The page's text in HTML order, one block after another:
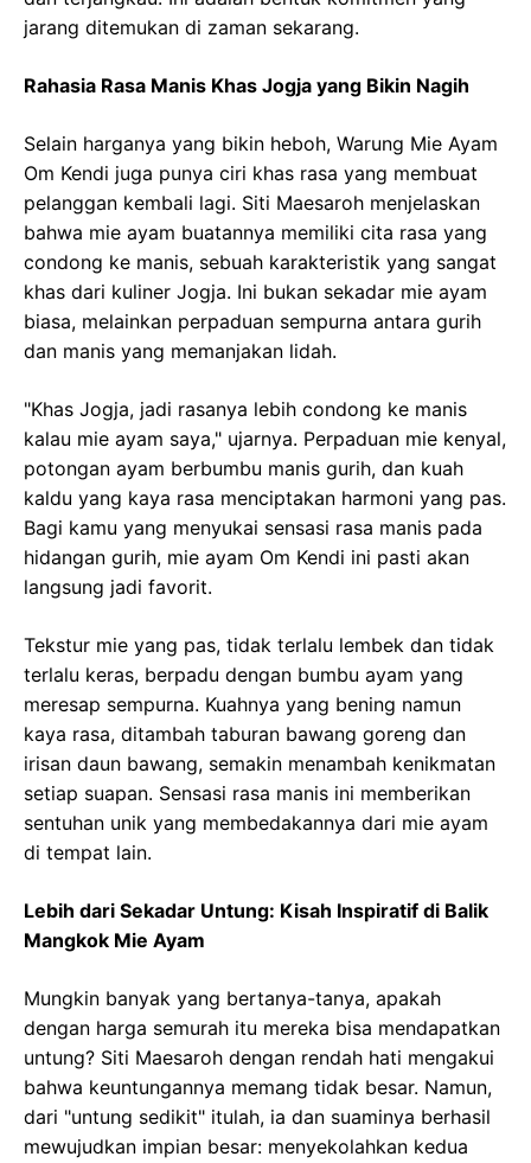
jarang ditemukan di zaman sekarang.
Rahasia Rasa Manis Khas Jogja yang Bikin Nagih
Selain harganya yang bikin heboh, Warung Mie Ayam
Om Kendi juga punya ciri khas rasa yang membuat
pelanggan kembali lagi. Siti Maesaroh menjelaskan
bahwa mie ayam buatannya memiliki cita rasa yang
condong ke manis, sebuah karakteristik yang sangat
khas dari kuliner Jogja. Ini bukan sekadar mie ayam
biasa, melainkan perpaduan sempurna antara gurih
dan manis yang memanjakan lidah.
"Khas Jogja, jadi rasanya lebih condong ke manis
kalau mie ayam saya," ujarnya. Perpaduan mie kenyal,
potongan ayam berbumbu manis gurih, dan kuah
kaldu yang kaya rasa menciptakan harmoni yang pas.
Bagi kamu yang menyukai sensasi rasa manis pada
hidangan gurih, mie ayam Om Kendi ini pasti akan
langsung jadi favorit.
Tekstur mie yang pas, tidak terlalu lembek dan tidak
terlalu keras, berpadu dengan bumbu ayam yang
meresap sempurna. Kuahnya yang bening namun
kaya rasa, ditambah taburan bawang goreng dan
irisan daun bawang, semakin menambah kenikmatan
setiap suapan. Sensasi rasa manis ini memberikan
sentuhan unik yang membedakannya dari mie ayam
di tempat lain.
Lebih dari Sekadar Untung: Kisah Inspiratif di Balik
Mangkok Mie Ayam
Mungkin banyak yang bertanya-tanya, apakah
dengan harga semurah itu mereka bisa mendapatkan
untung? Siti Maesaroh dengan rendah hati mengakui
bahwa keuntungannya memang tidak besar. Namun,
dari "untung sedikit" itulah, ia dan suaminya berhasil
mewujudkan impian besar: menyekolahkan kedua